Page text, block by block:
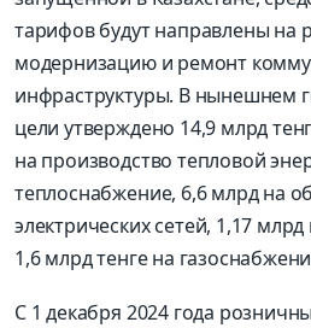
тарифов будут направлены на
модернизацию и ремонт
инфраструктуры. В нынешнем
цели утверждено 14,9 млрд
на производство тепловой
теплоснабжение, 6,6 млрд на
электрических сетей, 1,17
1,6 млрд тенге на
С 1 декабря 2024 года